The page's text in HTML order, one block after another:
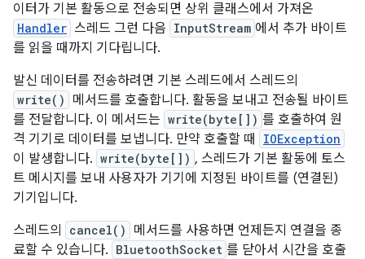
이터가 기본 활동으로 전송되면 상위 클래스에서 가져온
Handler 스레드 그런 다음 InputStream 에서 추가 바이트
를 읽을 때까지 기다립니다.
발신 데이터를 전송하려면 기본 스레드에서 스레드의
write()
메서드를 호출합니다. 활동을 보내고 전송될 바이트
를 전달합니다. 이 메서드는 write(byte[]) 를 호출하여 원
격 기기로 데이터를 보냅니다. 만약 호출할 때
IOException
이 발생합니다. write(byte[]) , 스레드가 기본 활동에 토스
트 메시지를 보내 사용자가 기기에 지정된 바이트를 (연결된)
기기입니다.
스레드의
cancel()
메서드를 사용하면 언제든지 연결을 종
료할 수 있습니다. BluetoothSocket 를 닫아서 시간을 호출